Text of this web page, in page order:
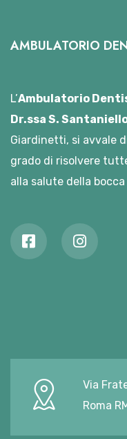
AMBULATORIO
L’Ambulatorio
Dr.ssa S.
Giardinetti, si avvale
grado di risolvere
alla salute della
Via
Roma